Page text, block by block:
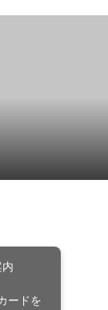
ードを